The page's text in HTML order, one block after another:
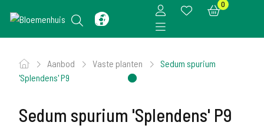
0
Aanbod Vaste planten
Sedum spurium
'Splendens' P9
Sedum spurium 'Splendens' P9